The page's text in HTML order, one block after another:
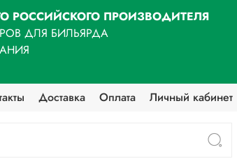
ПРОИЗВОДИТЕЛЯ
ДЛЯ БИЛЬЯРДА
Доставка Оплата Личный кабинет